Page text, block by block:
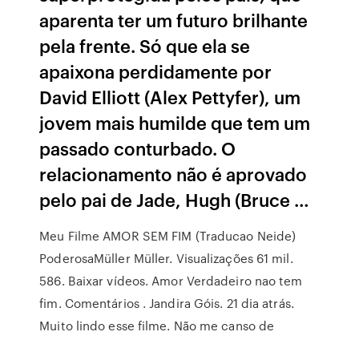
aparenta ter um futuro brilhante
pela frente. Só que ela se
apaixona perdidamente por
David Elliott (Alex Pettyfer), um
jovem mais humilde que tem um
passado conturbado. O
relacionamento não é aprovado
pelo pai de Jade, Hugh (Bruce …
Meu Filme AMOR SEM FIM (Traducao Neide)
PoderosaMüller Müller. Visualizações 61 mil.
586. Baixar vídeos. Amor Verdadeiro nao tem
fim. Comentários . Jandira Góis. 21 dia atrás.
Muito lindo esse filme. Não me canso de